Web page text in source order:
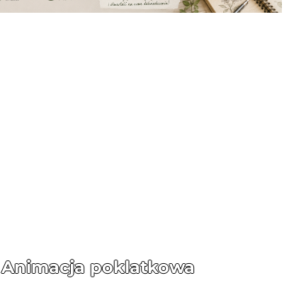
Animacja poklatkowa